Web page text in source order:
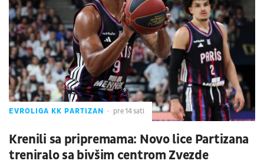
EVROLIGA KK PARTIZAN pre 14 sati
Krenili sa pripremama: Novo lice Partizana
treniralo sa bivšim centrom Zvezde